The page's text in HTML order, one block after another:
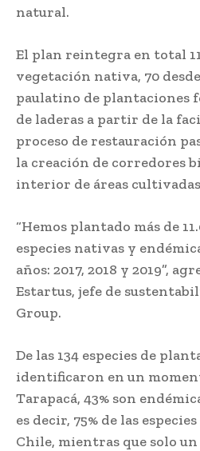
natural.
El plan reintegra en total
vegetación nativa, 70
paulatino de plantaciones
de laderas a partir de la
proceso de restauración
la creación de corredores
interior de áreas
“Hemos plantado más de
especies nativas y
años: 2017, 2018 y 2019”,
Estartus, jefe de
Group.
De las 134 especies de
identificaron en un
Tarapacá, 43% son
es decir, 75% de las
Chile, mientras que solo un